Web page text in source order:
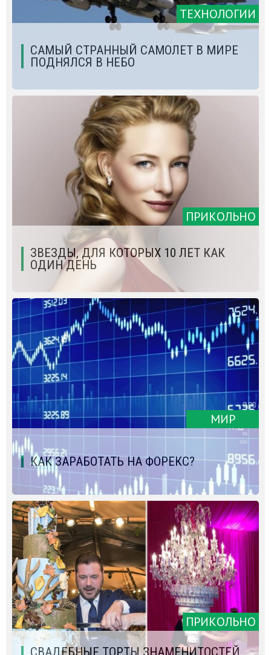
ТЕХНОЛОГИИ
САМЫЙ СТРАННЫЙ САМОЛЕТ В МИРЕ
ПОДНЯЛСЯ В НЕБО
ПРИКОЛЬНО
ЗВЕЗДЫ, ДЛЯ КОТОРЫХ 10 ЛЕТ КАК
ОДИН ДЕНЬ
МИР
КАК ЗАРАБОТАТЬ НА ФОРЕКС?
ПРИКОЛЬНО
СВАДЕБНЫЕ ТОРТЫ ЗНАМЕНИТОСТЕЙ,